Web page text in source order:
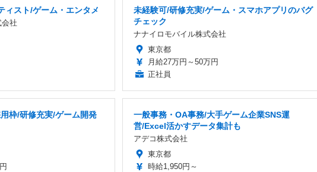
ィスト/ゲーム・エンタメ
社
未経験可/研修充実/ゲーム・スマホアプリのバグ
チェック
ナナイロモバイル株式会社
東京都
月給27万円～50万円
正社員
枠/研修充実/ゲーム開発
一般事務・OA事務/大手ゲーム企業SNS運
営/Excel活かすデータ集計も
アデコ株式会社
東京都
時給1,950円～